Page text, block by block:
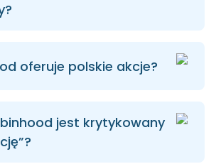
oferuje polskie akcje?
jest krytykowany